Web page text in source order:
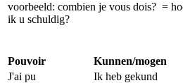
voorbeeld: combien je vous dois? =
ik u schuldig?
Pouvoir
Kunnen/mogen
J'ai pu
Ik heb gekund